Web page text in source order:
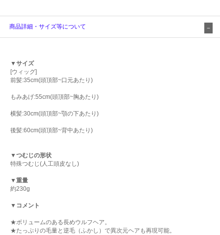
商品詳細・サイズ等について
▼サイズ
[ウィッグ]
前髪:35cm(頭頂部~口元あたり)
もみあげ:55cm(頭頂部~胸あたり)
横髪:30cm(頭頂部~顎の下あたり)
後髪:60cm(頭頂部~背中あたり)
▼つむじの形状
特殊つむじ(人工頭皮なし)
▼重量
約230g
▼コメント
★ボリュームのある長めウルフヘア。
★たっぷりの毛量と逆毛（ふかし）で異次元ヘアも再現可能。